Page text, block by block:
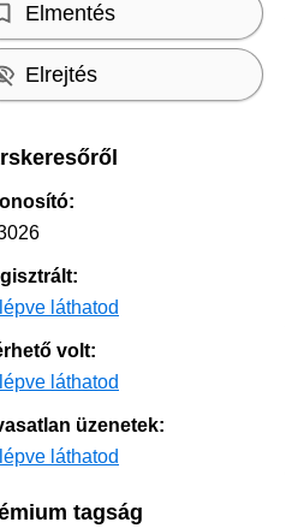
Elmentés
Elrejtés
láthatod
volt:
láthatod
üzenetek:
láthatod
tagság